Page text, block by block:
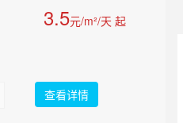
3.5元/m²/天 起
查看详情